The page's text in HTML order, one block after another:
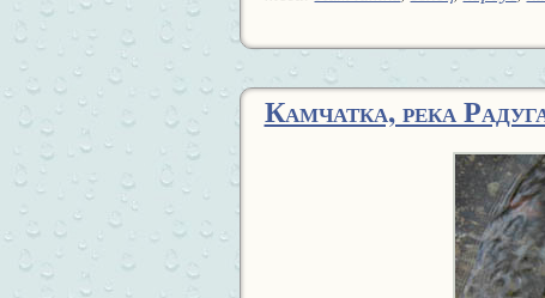
Камчатка, река